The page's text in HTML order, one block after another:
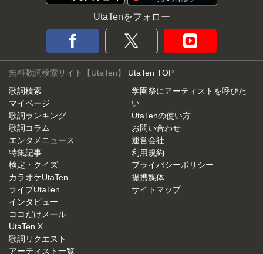
UtaTenをフォロー
無料歌詞検索サイト【UtaTen】 UtaTen TOP
歌詞検索
マイページ
歌詞ランキング
歌詞コラム
エンタメニュース
特集記事
検定・クイズ
カラオケUtaTen
ライブUtaTen
インタビュー
ココだけメール
UtaTen X
歌詞リクエスト
アーティスト一覧
学園祭にアーティストを呼びた
い
UtaTenの使い方
お問い合わせ
運営会社
利用規約
プライバシーポリシー
提携媒体
サイトマップ